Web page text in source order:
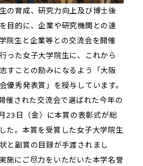
の育成、研究力向上及び博士後
目的に、企業や研究機関との連
院生と企業等との交流会を開催
った女子大学院生に、これから
すことの励みになるよう「大阪
優秀発表賞」を授与しています。
催された交流会で選ばれた今年の
23日（金）に本賞の表彰式が総
た。本賞を受賞した女子大学院生
と副賞の目録が手渡されまし
施にご尽力をいただいた本学名誉